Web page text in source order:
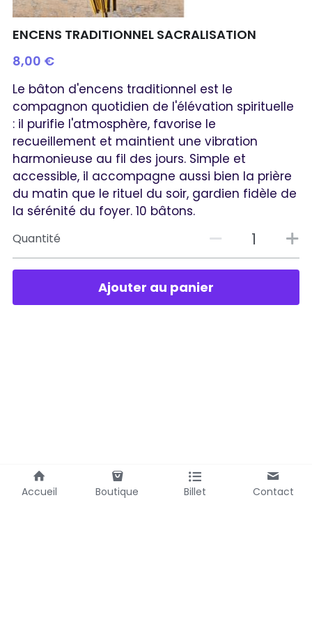
ENCENS TRADITIONNEL SACRALISATION
8,00 €
Le bâton d'encens traditionnel est le
compagnon quotidien de l'élévation spirituelle
: il purifie l'atmosphère, favorise le
recueillement et maintient une vibration
harmonieuse au fil des jours. Simple et
accessible, il accompagne aussi bien la prière
du matin que le rituel du soir, gardien fidèle de
la sérénité du foyer. 10 bâtons.
Quantité
Ajouter au panier
Accueil Boutique Billet Contact